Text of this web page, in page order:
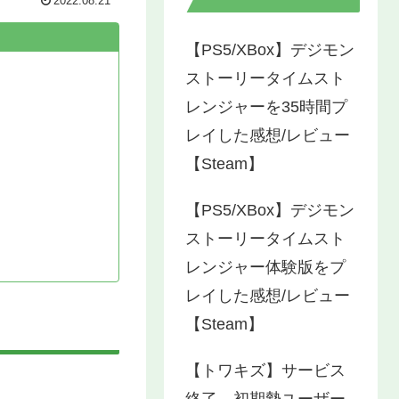
【PS5/XBox】デジモン
ストーリータイムスト
レンジャーを35時間プ
レイした感想/レビュー
【Steam】
【PS5/XBox】デジモン
ストーリータイムスト
レンジャー体験版をプ
レイした感想/レビュー
【Steam】
【トワキズ】サービス